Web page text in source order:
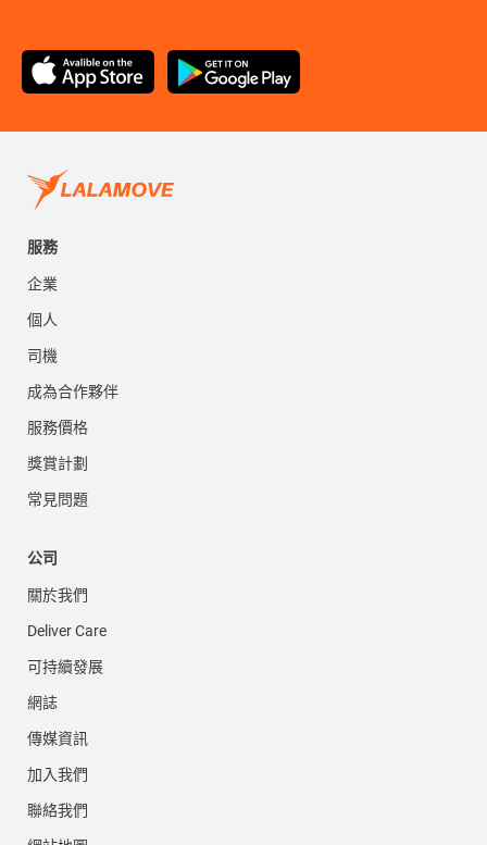
服務
企業
個人
司機
成為合作夥伴
服務價格
獎賞計劃
常見問題
公司
關於我們
Deliver Care
可持續發展
網誌
傳媒資訊
加入我們
聯絡我們